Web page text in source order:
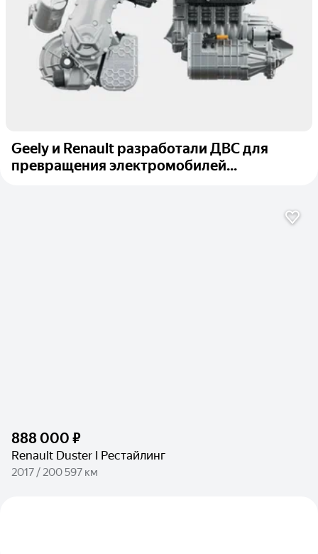
Geely и Renault разработали ДВС для
превращения электромобилей...
888 000 ₽
Renault Duster I Рестайлинг
2017 / 200 597 км